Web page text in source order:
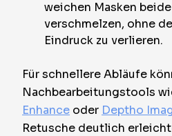
weichen Masken
verschmelzen, ohne
Eindruck zu verlieren.
Für schnellere Abläufe
Nachbearbeitungstools
Enhance oder Deptho
Retusche deutlich